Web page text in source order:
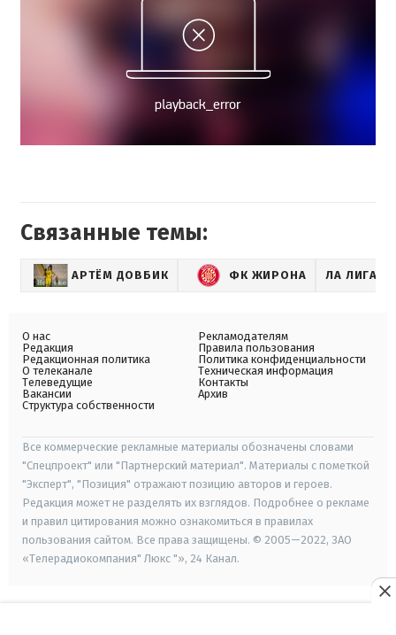
Связанные темы:
АРТЁМ ДОВБИК ФК ЖИРОНА ЛА ЛИГА
О нас
Редакция
Редакционная политика
О телеканале
Телеведущие
Вакансии
Структура собственности
Рекламодателям
Правила пользования
Политика конфиденциальности
Техническая информация
Контакты
Архив
Все коммерческие рекламные материалы обозначены словами
"Спецпроект" или "Партнерский материал". Материалы с пометкой
"Эксперт", "Позиция" отражают позицию авторов и героев.
Редакция может не разделять их взглядов. Подробнее о рекламе
и правил цитирования можно ознакомиться в правилах
пользования сайтом. Все права защищены. © 2005—2022, ЗАО
«Телерадиокомпания" Люкс "», 24 Канал.